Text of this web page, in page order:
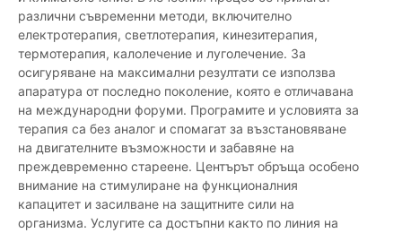
различни съвременни методи, включително
електротерапия, светлотерапия, кинезитерапия,
термотерапия, калолечение и луголечение. За
осигуряване на максимални резултати се използва
апаратура от последно поколение, която е отличавана
на международни форуми. Програмите и условията за
терапия са без аналог и спомагат за възстановяване
на двигателните възможности и забавяне на
преждевременно стареене. Центърът обръща особено
внимание на стимулиране на функционалния
капацитет и засилване на защитните сили на
организма. Услугите са достъпни както по линия на